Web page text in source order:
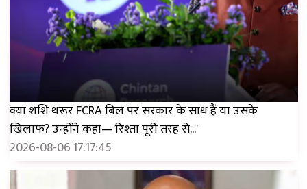
क्या शशि थरूर FCRA बिल पर सरकार के साथ हैं या उसके
खिलाफ? उन्होंने कहा—'रिश्ता पूरी तरह से...'
2026-08-06 17:17:45